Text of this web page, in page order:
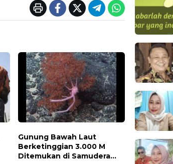
Gunung Bawah Laut
Berketinggian 3.000 M
Ditemukan di Samudera